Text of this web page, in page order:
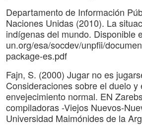
Departamento de Información
Naciones Unidas (2010). La
indígenas del mundo. Disponible
un.org/esa/socdev/unpfii/
package-es.pdf
Fajn, S. (2000) Jugar no es
Consideraciones sobre el duelo y
envejecimiento normal. EN
compiladoras -Viejos Nuevos-
Universidad Maimónides de la